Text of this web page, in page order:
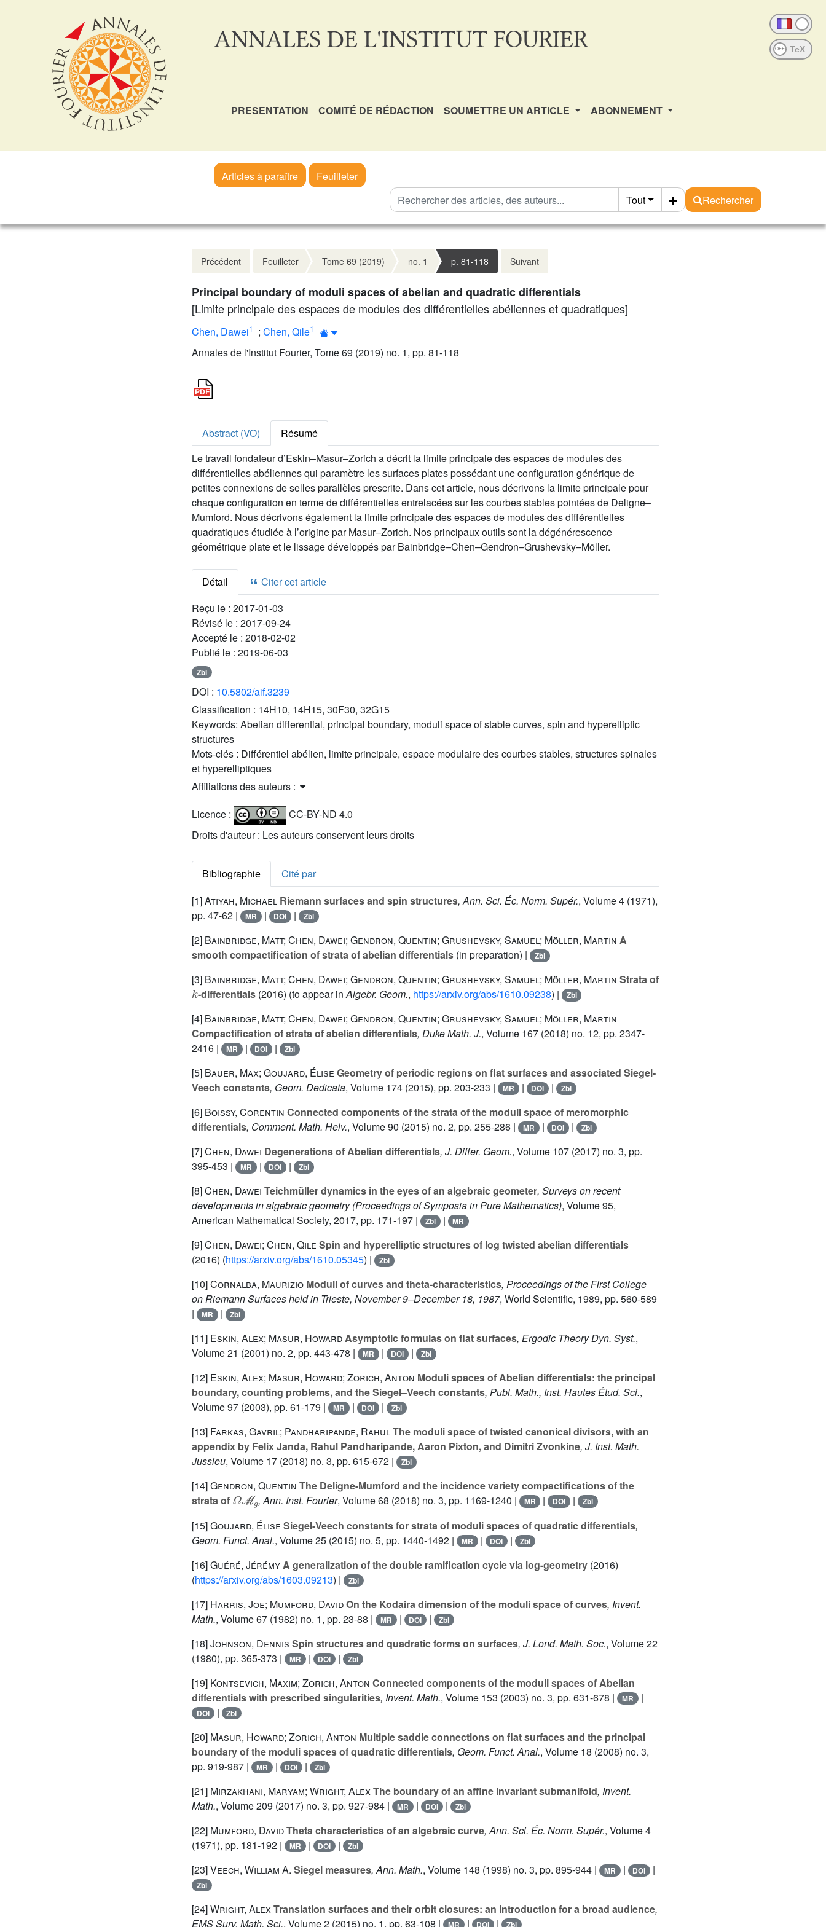
ANNALES DE L'INSTITUT FOURIER OFF
PRESENTATION COMITÉ DE RÉDACTION SOUMETTRE UN ARTICLE ABONNEMENT
Articles à paraître
Feuilleter
Tout
Rechercher
Précédent Feuilleter Tome 69 (2019) no. 1 p. 81-118 Suivant
Principal boundary of moduli spaces of abelian and quadratic differentials
[Limite principale des espaces de modules des différentielles abéliennes et quadratiques]
Chen, Dawei1 ; Chen, Qile1
Annales de l'Institut Fourier, Tome 69 (2019) no. 1, pp. 81-118
Abstract (VO)
Résumé
Le travail fondateur d’Eskin–Masur–Zorich a décrit la limite principale des espaces de modules des
différentielles abéliennes qui paramètre les surfaces plates possédant une configuration générique de
petites connexions de selles parallèles prescrite. Dans cet article, nous décrivons la limite principale pour
chaque configuration en terme de différentielles entrelacées sur les courbes stables pointées de Deligne–
Mumford. Nous décrivons également la limite principale des espaces de modules des différentielles
quadratiques étudiée à l’origine par Masur–Zorich. Nos principaux outils sont la dégénérescence
géométrique plate et le lissage développés par Bainbridge–Chen–Gendron–Grushevsky–Möller.
Détail
Citer cet article
Reçu le : 2017-01-03
Révisé le : 2017-09-24
Accepté le : 2018-02-02
Publié le : 2019-06-03
Zbl
DOI : 10.5802/aif.3239
Classification : 14H10, 14H15, 30F30, 32G15
Keywords: Abelian differential, principal boundary, moduli space of stable curves, spin and hyperelliptic
structures
Mots-clés : Différentiel abélien, limite principale, espace modulaire des courbes stables, structures spinales
et hyperelliptiques
Affiliations des auteurs :
Licence :
CC-BY-ND 4.0
Droits d'auteur : Les auteurs conservent leurs droits
Bibliographie
Cité par
[1]Atiyah, Michael Riemann surfaces and spin structures, Ann. Sci. Éc. Norm. Supér., Volume 4 (1971),
pp. 47-62 |
MR | DOI | Zbl
[2] Bainbridge, Matt; Chen, Dawei; Gendron, Quentin; Grushevsky, Samuel; Möller, Martin A
smooth compactification of strata of abelian differentials (in preparation) | Zbl
[3] Bainbridge, Matt; Chen, Dawei; Gendron, Quentin; Grushevsky, Samuel; Möller, Martin Strata of
k
-differentials(2016) (to appear inAlgebr. Geom., https://arxiv.org/abs/1610.09238) | Zbl
[4] Bainbridge, Matt; Chen, Dawei; Gendron, Quentin; Grushevsky, Samuel; Möller, Martin
Compactification of strata of abelian differentials, Duke Math. J., Volume 167 (2018) no. 12, pp. 2347-
2416 |
MR | DOI | Zbl
[5] Bauer, Max; Goujard, Élise Geometry of periodic regions on flat surfaces and associated Siegel-
Veech constants, Geom. Dedicata, Volume 174 (2015), pp. 203-233 | MR | DOI | Zbl
[6] Boissy, Corentin Connected components of the strata of the moduli space of meromorphic
differentials, Comment. Math. Helv., Volume 90 (2015) no. 2, pp. 255-286 | MR | DOI | Zbl
[7]Chen, Dawei Degenerations of Abelian differentials, J. Differ. Geom., Volume 107 (2017) no. 3, pp.
395-453 |
MR | DOI | Zbl
[8]Chen, Dawei Teichmüller dynamics in the eyes of an algebraic geometer, Surveys on recent
developments in algebraic geometry(Proceedings of Symposia in Pure Mathematics), Volume 95,
American Mathematical Society, 2017, pp. 171-197 |
Zbl | MR
[9]Chen, Dawei; Chen, Qile Spin and hyperelliptic structures of log twisted abelian differentials
(2016) (https://arxiv.org/abs/1610.05345) | Zbl
[10]Cornalba, Maurizio Moduli of curves and theta-characteristics, Proceedings of the First College
on Riemann Surfaces held in Trieste, November 9–December 18, 1987, World Scientific, 1989, pp. 560-589
|
MR | Zbl
[11] Eskin, Alex; Masur, HowardAsymptotic formulas on flat surfaces, Ergodic Theory Dyn. Syst.,
Volume 21 (2001) no. 2, pp. 443-478 | MR | DOI | Zbl
[12] Eskin, Alex; Masur, Howard; Zorich, Anton Moduli spaces of Abelian differentials: the principal
boundary, counting problems, and the Siegel–Veech constants, Publ. Math., Inst. Hautes Étud. Sci.,
Volume 97 (2003), pp. 61-179 | MR | DOI | Zbl
[13] Farkas, Gavril; Pandharipande, RahulThe moduli space of twisted canonical divisors, with an
appendix by Felix Janda, Rahul Pandharipande, Aaron Pixton, and Dimitri Zvonkine, J. Inst. Math.
Jussieu, Volume 17 (2018) no. 3, pp. 615-672 | Zbl
[14]Gendron, Quentin The Deligne-Mumford and the incidence variety compactifications of the
strata of
Ωℳg
, Ann. Inst. Fourier, Volume 68 (2018) no. 3, pp. 1169-1240 | MR | DOI | Zbl
[15]Goujard, Élise Siegel-Veech constants for strata of moduli spaces of quadratic differentials,
Geom. Funct. Anal., Volume 25 (2015) no. 5, pp. 1440-1492 | MR | DOI | Zbl
[16]Guéré, JérémyA generalization of the double ramification cycle via log-geometry (2016)
(https://arxiv.org/abs/1603.09213) | Zbl
[17] Harris, Joe; Mumford, DavidOn the Kodaira dimension of the moduli space of curves, Invent.
Math., Volume 67 (1982) no. 1, pp. 23-88 | MR | DOI | Zbl
[18]Johnson, Dennis Spin structures and quadratic forms on surfaces, J. Lond. Math. Soc., Volume 22
(1980), pp. 365-373 |
MR | DOI | Zbl
[19] Kontsevich, Maxim; Zorich, Anton Connected components of the moduli spaces of Abelian
differentials with prescribed singularities, Invent. Math., Volume 153 (2003) no. 3, pp. 631-678 | MR |
DOI | Zbl
[20] Masur, Howard; Zorich, Anton Multiple saddle connections on flat surfaces and the principal
boundary of the moduli spaces of quadratic differentials, Geom. Funct. Anal., Volume 18 (2008) no. 3,
pp. 919-987 |
MR | DOI | Zbl
[21] Mirzakhani, Maryam; Wright, AlexThe boundary of an affine invariant submanifold, Invent.
Math., Volume 209 (2017) no. 3, pp. 927-984 | MR | DOI | Zbl
[22] Mumford, DavidTheta characteristics of an algebraic curve, Ann. Sci. Éc. Norm. Supér., Volume 4
(1971), pp. 181-192 |
MR | DOI | Zbl
[23]Veech, William A. Siegel measures, Ann. Math., Volume 148 (1998) no. 3, pp. 895-944 | MR | DOI |
Zbl
[24]Wright, AlexTranslation surfaces and their orbit closures: an introduction for a broad audience,
EMS Surv. Math. Sci., Volume 2 (2015) no. 1, pp. 63-108 | MR | DOI | Zbl